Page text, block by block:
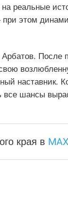
реальные
этом
После
наставник.
все шансы
края в MAX